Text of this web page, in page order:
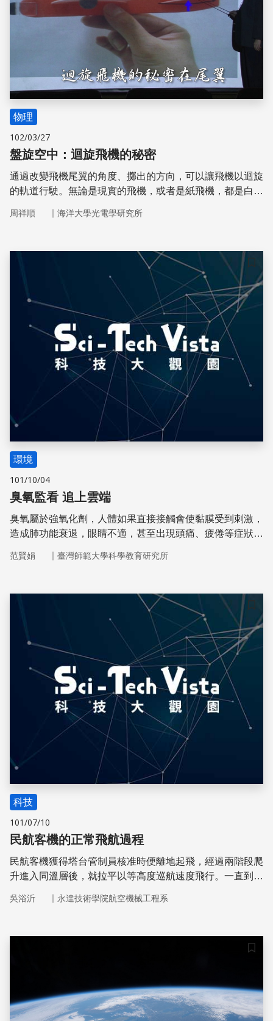
物理
102/03/27
盤旋空中：迴旋飛機的秘密
通過改變飛機尾翼的角度、擲出的方向，可以讓飛機以迴旋
的軌道行駛。無論是現實的飛機，或者是紙飛機，都是白努
周祥順 ｜ 海洋大學光電學研究所
儲存
環境
101/10/04
臭氧監看 追上雲端
臭氧屬於強氧化劑，人體如果直接接觸會使黏膜受到刺激，
造成肺功能衰退，眼睛不適，甚至出現頭痛、疲倦等症狀；
類的影響好壞參半，因此監控地表臭氧濃度成了相當重要的
范賢娟 ｜ 臺灣師範大學科學教育研究所
儲存
科技
101/07/10
民航客機的正常飛航過程
民航客機獲得塔台管制員核准時便離地起飛，經過兩階段爬
升進入同溫層後，就拉平以等高度巡航速度飛行。一直到快
前，便執行進場程序而緩慢下降落地。
吳浴沂 ｜ 永達技術學院航空機械工程系
儲存